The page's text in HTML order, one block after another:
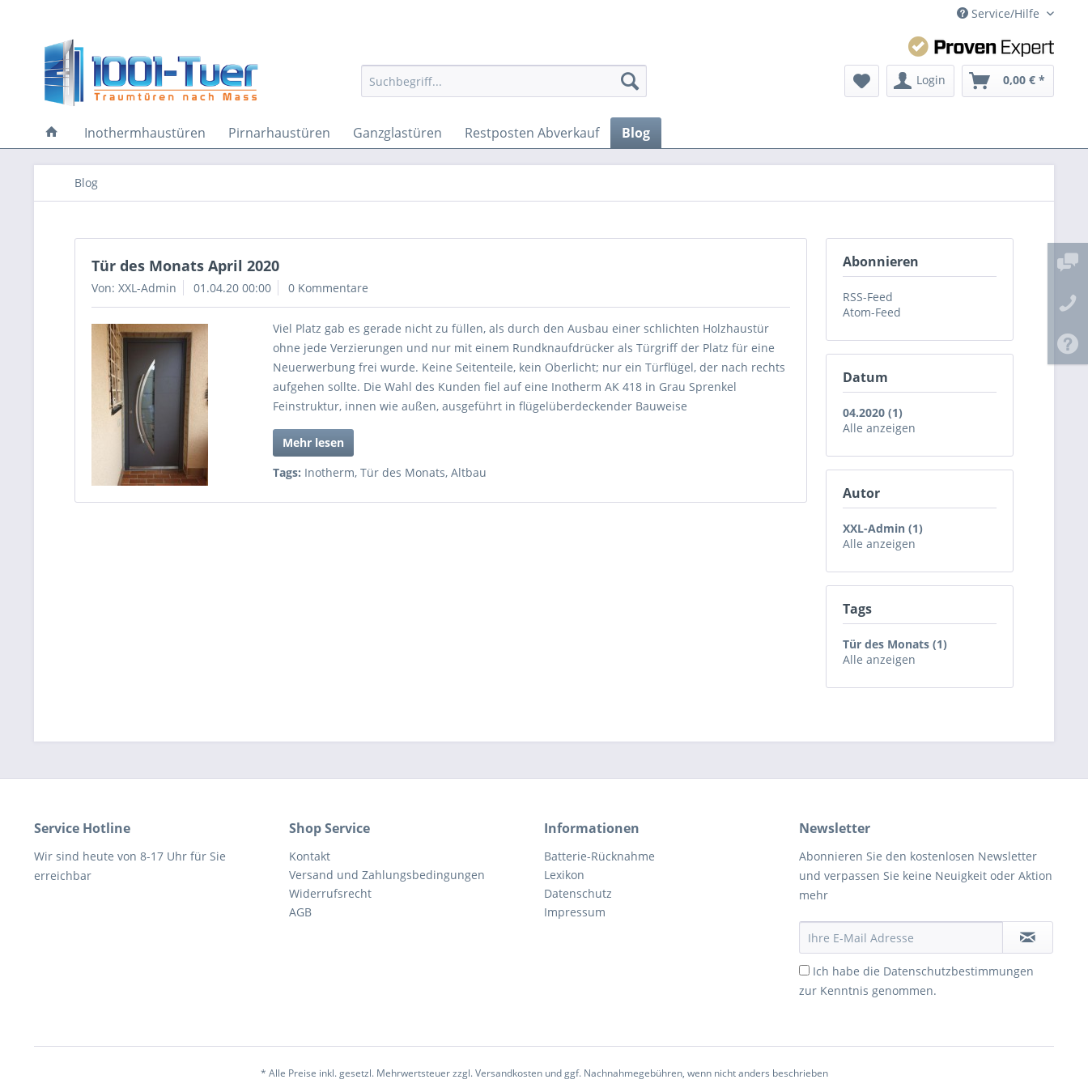
Service/Hilfe
Login 0,00 € *
Inothermhaustüren Pirnarhaustüren Ganzglastüren Restposten Abverkauf Blog
Blog
Abonnieren
RSS-Feed
Atom-Feed
Datum
04.2020 (1)
Alle anzeigen
Autor
XXL-Admin (1)
Alle anzeigen
Tags
Tür des Monats (1)
Alle anzeigen
Tür des Monats April 2020
Von: XXL-Admin 01.04.20 00:00 0 Kommentare
Viel Platz gab es gerade nicht zu füllen, als durch den Ausbau einer schlichten Holzhaustür
ohne jede Verzierungen und nur mit einem Rundknaufdrücker als Türgriff der Platz für eine
Neuerwerbung frei wurde. Keine Seitenteile, kein Oberlicht; nur ein Türflügel, der nach rechts
aufgehen sollte. Die Wahl des Kunden fiel auf eine Inotherm AK 418 in Grau Sprenkel
Feinstruktur, innen wie außen, ausgeführt in flügelüberdeckender Bauweise
Mehr lesen
Tags: Inotherm,Tür des Monats,Altbau
Service Hotline
Wir sind heute von 8-17 Uhr für Sie
erreichbar
Shop Service
Kontakt
Versand und Zahlungsbedingungen
Widerrufsrecht
AGB
Informationen
Batterie-Rücknahme
Lexikon
Datenschutz
Impressum
Newsletter
Abonnieren Sie den kostenlosen Newsletter
und verpassen Sie keine Neuigkeit oder Aktion
mehr
Ich habe die Datenschutzbestimmungen
zur Kenntnis genommen.
* Alle Preise inkl. gesetzl. Mehrwertsteuer zzgl.Versandkostenund ggf. Nachnahmegebühren, wenn nicht anders beschrieben